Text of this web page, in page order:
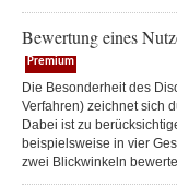
Bewertung eines
Premium
Die Besonderheit des
Verfahren) zeichnet sich
Dabei ist zu
beispielsweise in vier
zwei Blickwinkeln